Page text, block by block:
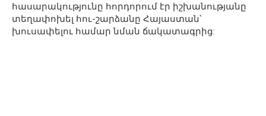
հասարակությունը հորդորում էր իշխանությանը
տեղափոխել հու-շարձանը Հայաստան՝
խուսափելու համար նման ճակատագրից: